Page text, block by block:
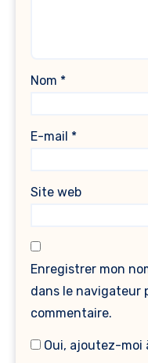
Nom *
E-mail *
Site web
Enregistrer mon
dans le navigateur
commentaire.
Oui, ajoutez-moi